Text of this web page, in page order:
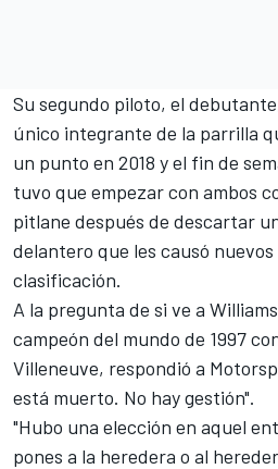
Su segundo piloto, el
único integrante de la parrilla
un punto en 2018 y el fin de
tuvo que empezar con ambos
pitlane después de descartar
delantero que les causó
clasificación.
A la pregunta de si ve a
campeón del mundo de 1997
Villeneuve, respondió a
está muerto. No hay gestión".
"Hubo una elección en aquel
pones a la heredera o al